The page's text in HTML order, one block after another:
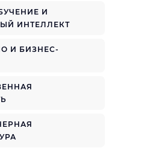
И
ИНТЕЛЛЕКТ
И БИЗНЕС-